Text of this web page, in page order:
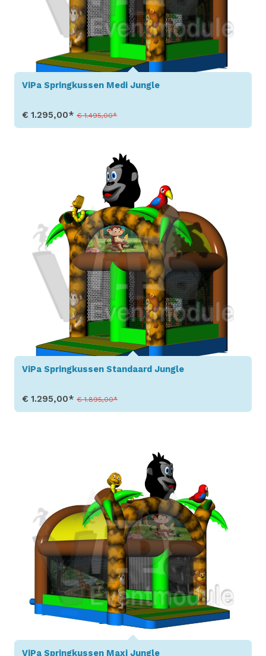
ViPa Springkussen Medi Jungle
€ 1.295,00*€ 1.495,00*
ViPa Springkussen Standaard Jungle
€ 1.295,00*€ 1.895,00*
ViPa Springkussen Maxi Jungle